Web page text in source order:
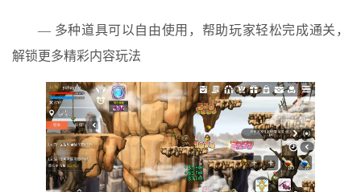
— 多种道具可以自由使用，帮助玩家轻松完成通关，
解锁更多精彩内容玩法